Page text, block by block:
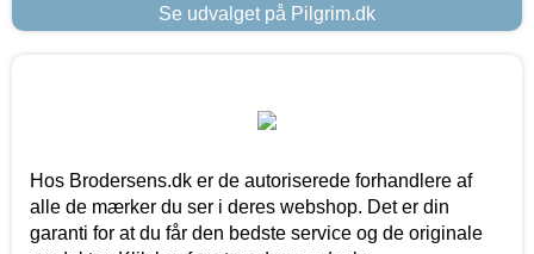
Se udvalget på Pilgrim.dk
Hos Brodersens.dk er de autoriserede forhandlere af
alle de mærker du ser i deres webshop. Det er din
garanti for at du får den bedste service og de originale